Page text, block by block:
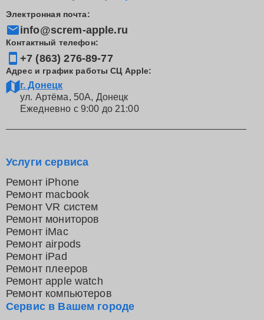
Электронная почта:
info@screm-apple.ru
Контактный телефон:
+7 (863) 276-89-77
Адрес и график работы СЦ Apple:
г. Донецк
ул. Артёма, 50А, Донецк
Ежедневно с 9:00 до 21:00
Сервис в Вашем городе
Услуги сервиса
Ремонт iPhone
Ремонт macbook
Ремонт VR систем
Ремонт мониторов
Ремонт iMac
Ремонт airpods
Ремонт iPad
Ремонт плееров
Ремонт apple watch
Ремонт компьютеров